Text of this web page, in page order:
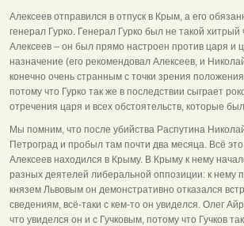
Алексеев отправился в отпуск в Крым, а его
генерал Гурко. Генерал Гурко был не такой хитрый
Алексеев – он был прямо настроен против царя и
назначение (его рекомендовал Алексеев, и
конечно очень странным с точки зрения
потому что Гурко так же в последствии сыграет
отречения царя и всех обстоятельств, которые
Мы помним, что после убийства Распутина
Петроград и пробыл там почти два месяца. Всё
Алексеев находился в Крыму. В Крыму к нему
разных деятелей либеральной оппозиции: к нему
князем Львовым он демонстративно отказался
сведениям, всё-таки с кем-то он увиделся. Олег
что увиделся он и с Гучковым, потому что Гучков